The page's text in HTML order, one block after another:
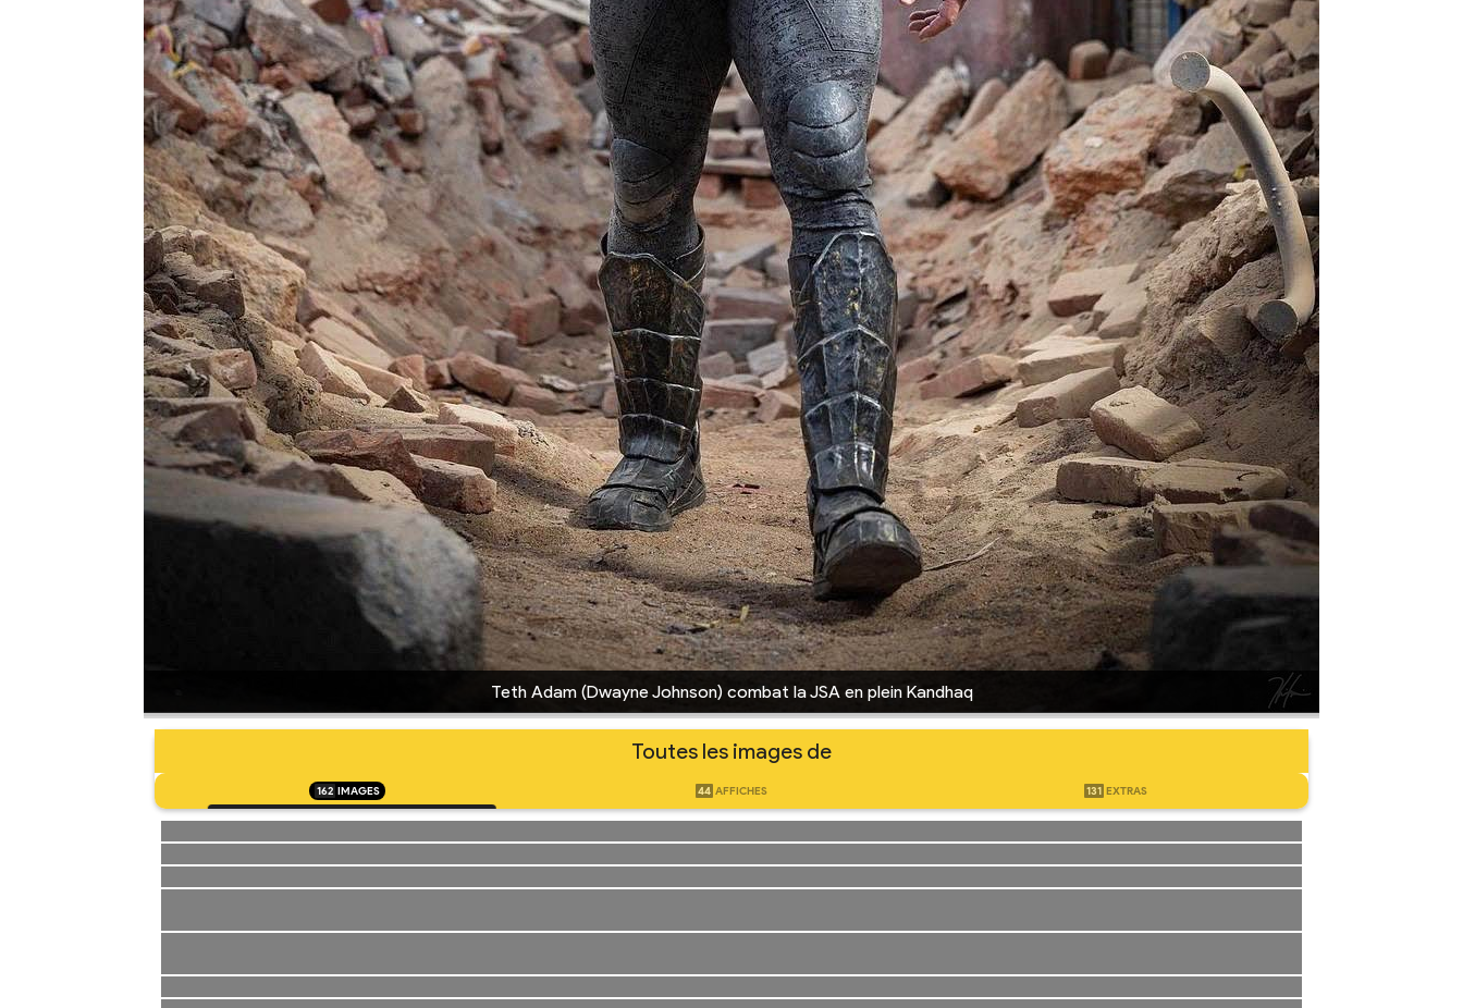
Teth Adam (Dwayne Johnson) combat la JSA en plein Kandhaq
Toutes les images de
162 IMAGES 44 AFFICHES 131 EXTRAS